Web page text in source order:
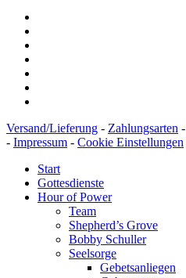
Versand/Lieferung - Zahlungsarten -
- Impressum - Cookie Einstellungen
Start
Gottesdienste
Hour of Power
Team
Shepherd’s Grove
Bobby Schuller
Seelsorge
Gebetsanliegen